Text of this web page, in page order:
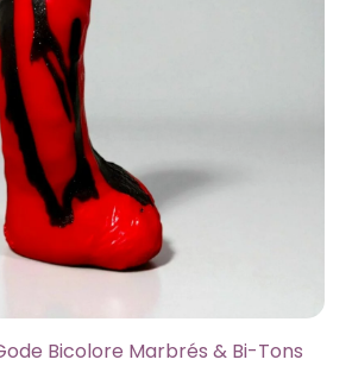
Bicolore Marbrés & Bi-Tons